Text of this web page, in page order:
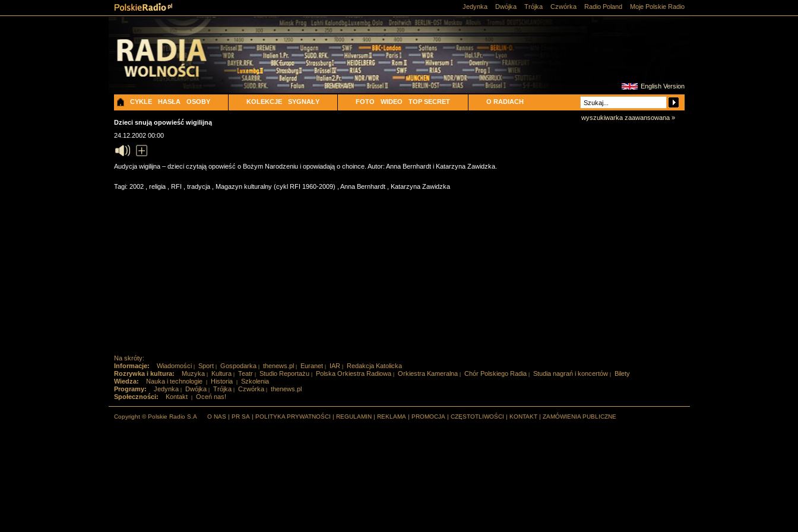
Jedynka Dwójka Trójka Czwórka Radio Poland Moje Polskie Radio
English Version
CYKLE HASŁA OSOBY KOLEKCJE SYGNAŁY FOTO WIDEO TOP SECRET O RADIACH
wyszukiwarka zaawansowana »
Dzieci snują opowieść wigilijną
24.12.2002 00:00
Audycja wigilijna – dzieci czytają opowieść o Bożym Narodzeniu i opowiadają o choince. Autor: Anna Bernhardt i Katarzyna Zawidzka.
Tagi: 2002 religia RFI tradycja Magazyn kulturalny (cykl RFI 1960-2009) Anna Bernhardt Katarzyna Zawidzka
Na skróty:
Informacje:
Wiadomości Sport Gospodarka thenews.pl Euranet IAR
Redakcja Katolicka
Rozrywka i kultura:
Muzyka Kultura Teatr Studio Reportażu Polska Orkiestra Radiowa Orkiestra Kameralna Chór Polskiego Radia Studia nagrań i koncertów
Bilety
Wiedza:
Nauka i technologie Historia
Szkolenia
Programy:
Jedynka Dwójka Trójka Czwórka
thenews.pl
Społeczności:
Kontakt Oceń nas!
Copyright © Polskie Radio S.A O NAS | PR SA | POLITYKA PRYWATNOŚCI | REGULAMIN | REKLAMA | PROMOCJA | CZĘSTOTLIWOŚCI | KONTAKT | ZAMÓWIENIA PUBLICZNE